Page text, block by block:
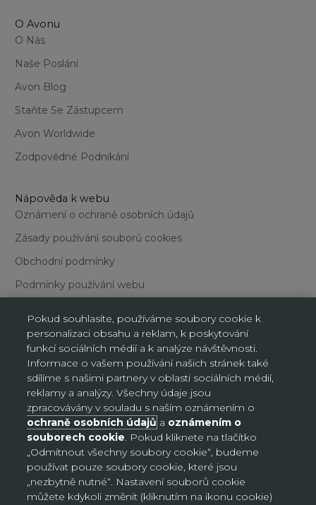
O Avonu
O Nás
Naše Poslání
Avon Blog
Staňte Se Zástupcem
Avon Worldwide
Zodpovědné Podnikání
Nápověda k webu
Oznámení o ochraně osobních údajů
Zásady používání souborů cookies
Obchodní podmínky
Podmínky používání webu
Nastavení souborů cookie
Česko (CZK Kč)
Země
Bosna a Hercegovina (BAM КМ)
Česko (CZK Kč)
Pokud souhlasíte, používáme soubory cookie k
personalizaci obsahu a reklam, k poskytování
funkcí sociálních médií a k analýze návštěvnosti.
Informace o vašem používání našich stránek také
sdílíme s našimi partnery v oblasti sociálních médií,
reklamy a analýzy. Všechny údaje jsou
zpracovávány v souladu s naším oznámením o
ochraně osobních údajů a oznámením o
souborech cookie. Pokud kliknete na tlačítko
„Odmítnout všechny soubory cookie“, budeme
používat pouze soubory cookie, které jsou
„nezbytně nutné“. Nastavení souborů cookie
můžete kdykoli změnit (kliknutím na ikonu cookie)